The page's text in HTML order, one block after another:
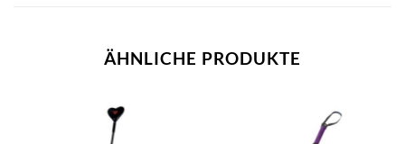
ÄHNLICHE PRODUKTE